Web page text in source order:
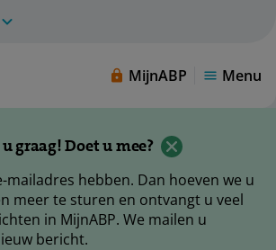
MijnABP Menu
graag! Doet u mee?
mailadres hebben. Dan hoeven we u
meer te sturen en ontvangt u veel
in MijnABP. We mailen u
bericht.